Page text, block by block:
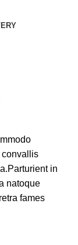
convallis
in
natoque
fames